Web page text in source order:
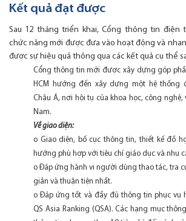
Kết quả đạt được
Sau 12 tháng triển khai, Cổng thông tin điện
chức năng mới được đưa vào hoạt động và
được sự hiệu quả thông qua các kết quả cụ thể
Cổng thông tin mới được xây dựng góp
HCM hướng đến xây dựng một hệ thống
Châu Á, nơi hội tụ của khoa học, công nghệ,
Nam.
Về giao diện:
o Giao diện, bố cục thông tin, thiết kế đồ
hướng phù hợp với tiêu chí giáo dục và nhu
o Đáp ứng hành vi người dùng thao tác, tra
giản và thuận tiện nhất.
o Đáp ứng tốt và đầy đủ thông tin phục vụ
QS Asia Ranking (QSA). Các hạng mục